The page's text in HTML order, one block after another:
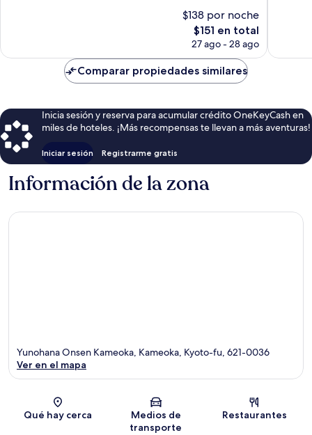
$138 por noche
El
precio
es
$151 en total
27 ago - 28 ago
Comparar propiedades similares
Inicia sesión y reserva para acumular crédito OneKeyCash en
miles de hoteles. ¡Más recompensas te llevan a más aventuras!
Iniciar sesión Registrarme gratis
Información de la zona
Sección del mapa
Yunohana Onsen Kameoka, Kameoka, Kyoto-fu, 621-0036
Ver en el mapa
Qué hay cerca
Medios de
transporte
Restaurantes